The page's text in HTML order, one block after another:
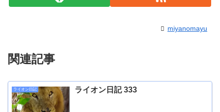
miyanomayu
関連記事
ライオン日記 ライオン日記 333